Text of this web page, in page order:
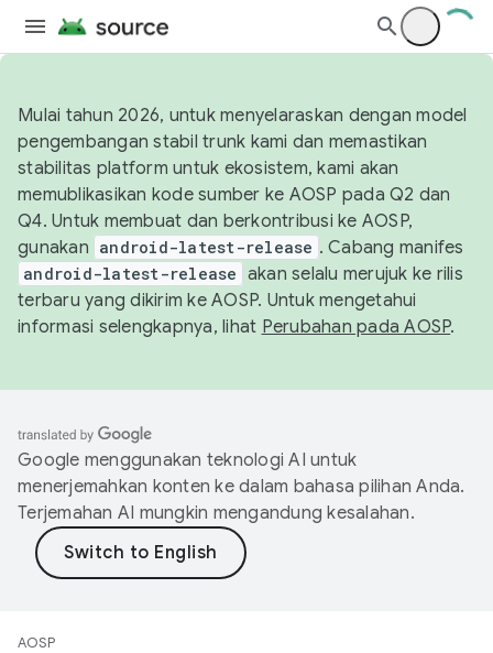
Mulai tahun 2026, untuk menyelaraskan dengan model
pengembangan stabil trunk kami dan memastikan
stabilitas platform untuk ekosistem, kami akan
memublikasikan kode sumber ke AOSP pada Q2 dan
Q4. Untuk membuat dan berkontribusi ke AOSP,
gunakan android-latest-release . Cabang manifes
android-latest-release akan selalu merujuk ke rilis
terbaru yang dikirim ke AOSP. Untuk mengetahui
informasi selengkapnya, lihat Perubahan pada AOSP.
Google menggunakan teknologi AI untuk
menerjemahkan konten ke dalam bahasa pilihan Anda.
Terjemahan AI mungkin mengandung kesalahan.
AOSP